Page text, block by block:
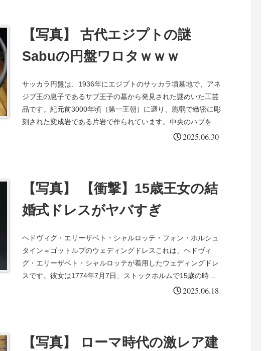
【写真】 古代エジプトの謎
Sabuの円盤ワロタｗｗｗ
サッカラ円盤は、1936年にエジプトのサッカラ墳墓地で、アネ
ジブ王の息子であるサブ王子の墓から発見された謎めいた工芸
品です。紀元前3000年頃（第一王朝）に遡り、脆弱で緻密に彫
刻された変成岩である片岩で作られています。中央のハブを持
2025.06.30
【写真】 【衝撃】15歳王女の結
婚式ドレスがヤバすぎ
ヘドヴィグ・エリーザベト・シャルロッテ・フォン・ホルシュ
タイン＝ゴットルプのウェディングドレスこれは、ヘドヴィ
グ・エリーザベト・シャルロッテが着用したウェディングドレ
スです。彼女は1774年7月7日、ストックホルムで15歳の時
2025.06.18
【写真】 ローマ時代の激レア建